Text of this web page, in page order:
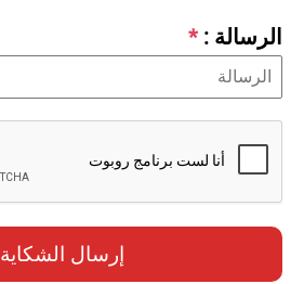
الرسالة : *
إرسال الشكاية